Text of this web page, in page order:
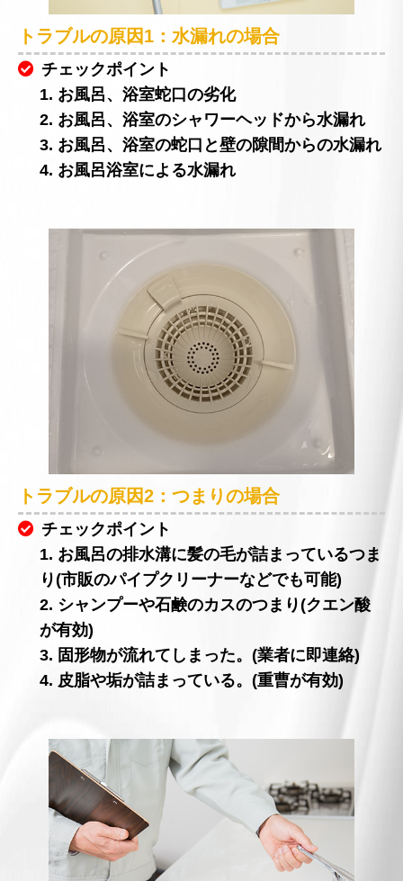
トラブルの原因1：水漏れの場合
チェックポイント
1. お風呂、浴室蛇口の劣化
2. お風呂、浴室のシャワーヘッドから水漏れ
3. お風呂、浴室の蛇口と壁の隙間からの水漏れ
4. お風呂浴室による水漏れ
トラブルの原因2：つまりの場合
チェックポイント
1. お風呂の排水溝に髪の毛が詰まっているつま
り(市販のパイプクリーナーなどでも可能)
2. シャンプーや石鹸のカスのつまり(クエン酸
が有効)
3. 固形物が流れてしまった。(業者に即連絡)
4. 皮脂や垢が詰まっている。(重曹が有効)